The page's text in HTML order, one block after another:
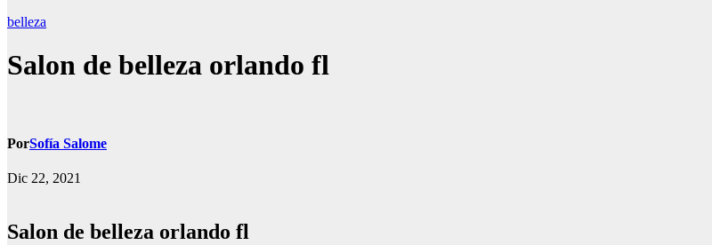
belleza
Salon de belleza orlando fl
PorSofía Salome
Dic 22, 2021
Salon de belleza orlando fl